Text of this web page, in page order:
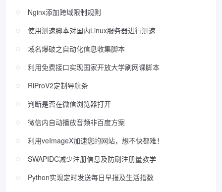
Nginx添加跨域限制规则
使用测速脚本对国内Linux服务器进行测速
域名爆破之自动化信息收集脚本
利用免费接口实现国家开放大学刷网课脚本
RiProV2定制导航条
判断是否在微信浏览器打开
微信内自动播放音频非百度方案
利用veImageX加速您的网站，想不快都难！
SWAPIDC减少注册信息及防刷注册量教学
Python实现定时发送每日早报及生活指数